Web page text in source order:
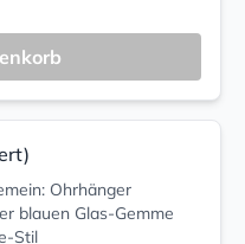
Ohrhänger
blauen Glas-Gemme
Stil